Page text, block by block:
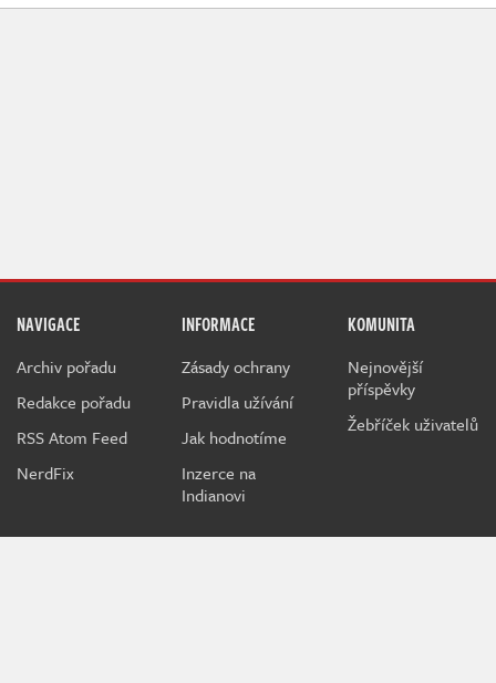
NAVIGACE
Archiv pořadu
Redakce pořadu
RSS Atom Feed
NerdFix
INFORMACE
Zásady ochrany
Pravidla užívání
Jak hodnotíme
Inzerce na
Indianovi
KOMUNITA
Nejnovější
příspěvky
Žebříček uživatelů